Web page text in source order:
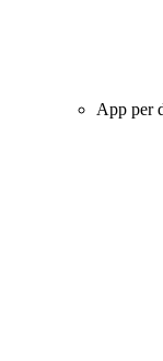
App per